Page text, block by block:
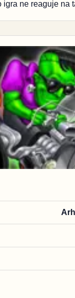
igra ne reaguje na